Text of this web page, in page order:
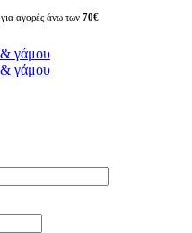
για αγορές άνω των 70€